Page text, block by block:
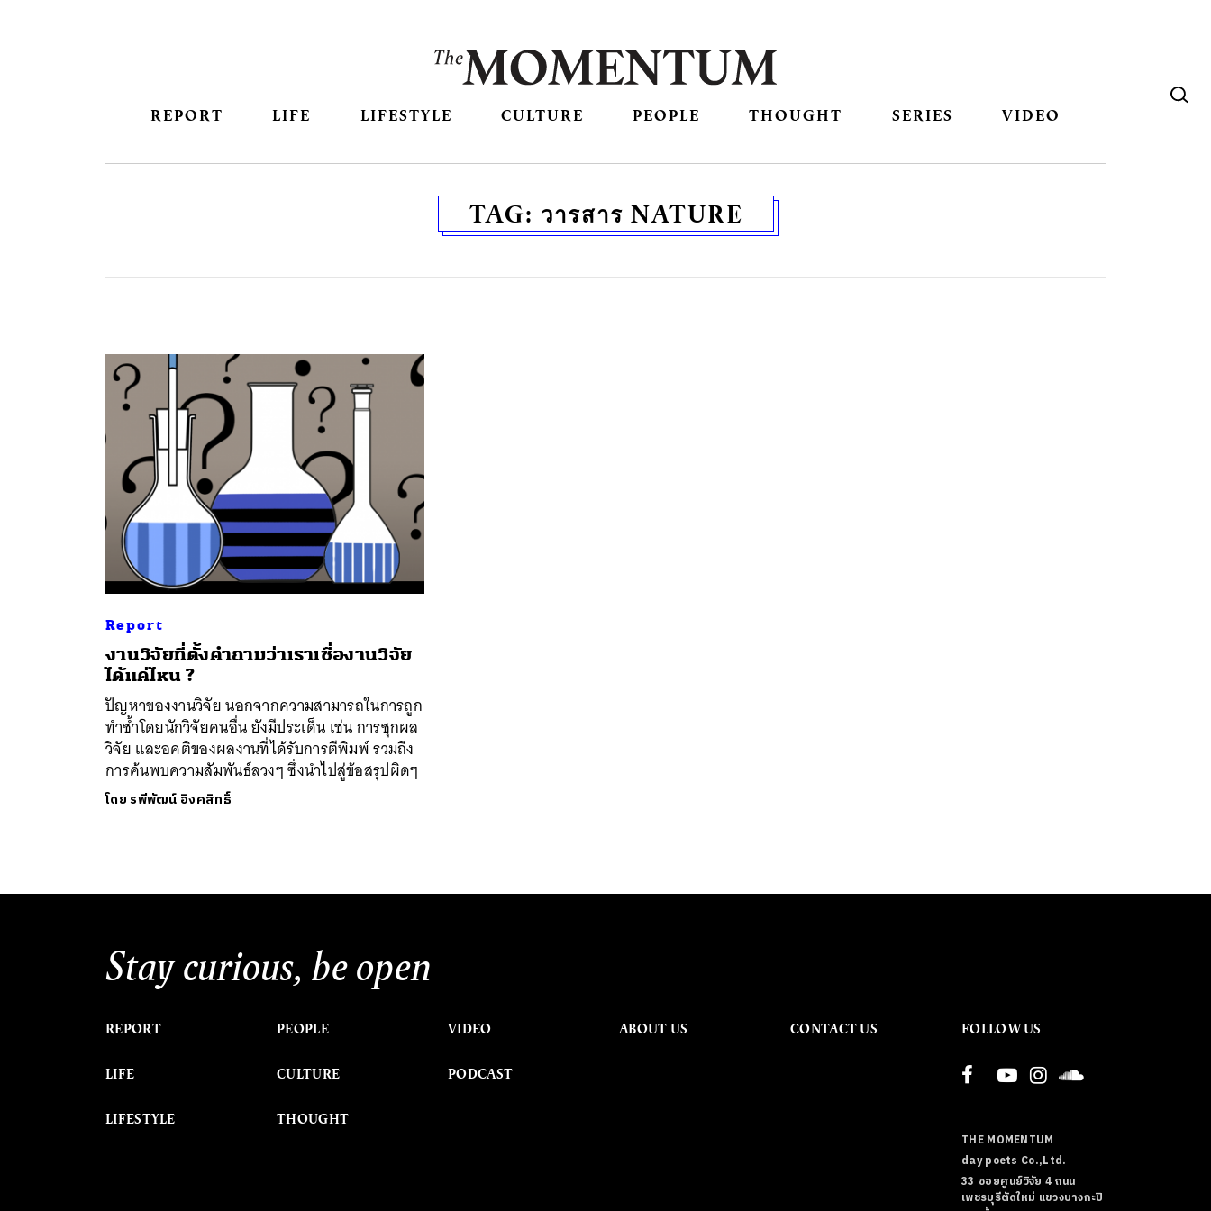
REPORT LIFE LIFESTYLE CULTURE PEOPLE THOUGHT SERIES VIDEO
TAG: วารสาร NATURE
Report
งานวิจัยที่ตั้งคำถามว่าเราเชื่องานวิจัย
ได้แค่ไหน ?
ปัญหาของงานวิจัย นอกจากความสามารถในการถูก
ทำซ้ำโดยนักวิจัยคนอื่น ยังมีประเด็น เช่น การซุกผล
วิจัย และอคติของผลงานที่ได้รับการตีพิมพ์ รวมถึง
การค้นพบความสัมพันธ์ลวงๆ ซึ่งนำไปสู่ข้อสรุปผิดๆ
โดย รพีพัฒน์ อิงคสิทธิ์
Stay curious, be open
REPORT
LIFE
LIFESTYLE
PEOPLE
CULTURE
THOUGHT
VIDEO
PODCAST
ABOUT US CONTACT US FOLLOW US
THE MOMENTUM
day poets Co.,Ltd.
33 ซอยศูนย์วิจัย 4 ถนน
เพชรบุรีตัดใหม่ แขวงบางกะปิ